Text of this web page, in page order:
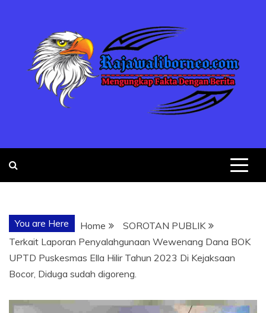
DENGAN
BERITA
You are Here Home
SOROTAN PUBLIK
Terkait Laporan Penyalahgunaan Wewenang Dana BOK
UPTD Puskesmas Ella Hilir Tahun 2023 Di Kejaksaan
Bocor, Diduga sudah digoreng.